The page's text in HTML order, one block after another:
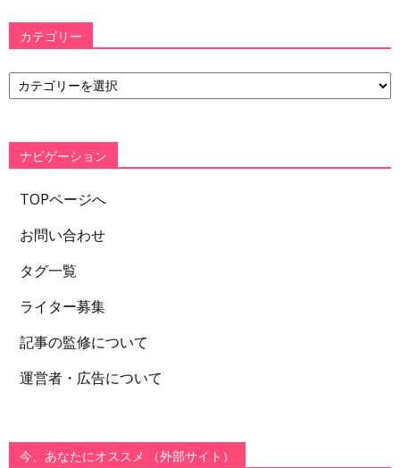
カテゴリー
カ
テ
ー
ナビゲーション
TOPページへ
お問い合わせ
タグ一覧
ライター募集
記事の監修について
運営者・広告について
今、あなたにオススメ （外部サイト）